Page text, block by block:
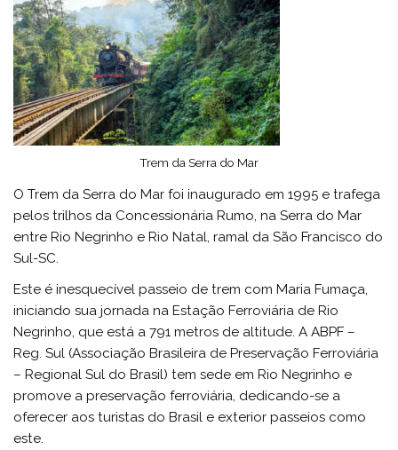
Trem da Serra do Mar
O Trem da Serra do Mar foi inaugurado em 1995 e trafega
pelos trilhos da Concessionária Rumo, na Serra do Mar
entre Rio Negrinho e Rio Natal, ramal da São Francisco do
Sul-SC.
Este é inesquecível passeio de trem com Maria Fumaça,
iniciando sua jornada na Estação Ferroviária de Rio
Negrinho, que está a 791 metros de altitude. A ABPF –
Reg. Sul (Associação Brasileira de Preservação Ferroviária
– Regional Sul do Brasil) tem sede em Rio Negrinho e
promove a preservação ferroviária, dedicando-se a
oferecer aos turistas do Brasil e exterior passeios como
este.